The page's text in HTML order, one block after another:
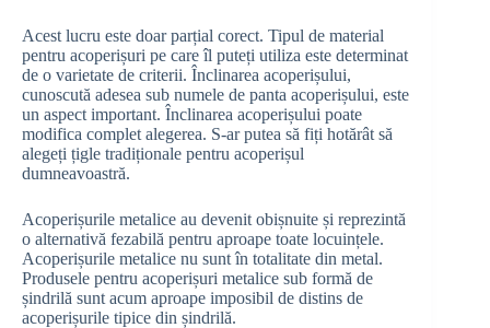
Acest lucru este doar parțial corect. Tipul de material
pentru acoperișuri pe care îl puteți utiliza este determinat
de o varietate de criterii. Înclinarea acoperișului,
cunoscută adesea sub numele de panta acoperișului, este
un aspect important. Înclinarea acoperișului poate
modifica complet alegerea. S-ar putea să fiți hotărât să
alegeți țigle tradiționale pentru acoperișul
dumneavoastră.
Acoperișurile metalice au devenit obișnuite și reprezintă
o alternativă fezabilă pentru aproape toate locuințele.
Acoperișurile metalice nu sunt în totalitate din metal.
Produsele pentru acoperișuri metalice sub formă de
șindrilă sunt acum aproape imposibil de distins de
acoperișurile tipice din șindrilă.